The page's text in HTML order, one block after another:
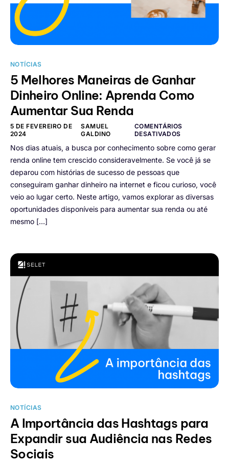
NOTÍCIAS
5 Melhores Maneiras de Ganhar
Dinheiro Online: Aprenda Como
Aumentar Sua Renda
5 DE FEVEREIRO DE
2024
SAMUEL
GALDINO
COMENTÁRIOS
DESATIVADOS
Nos dias atuais, a busca por conhecimento sobre como gerar
renda online tem crescido consideravelmente. Se você já se
deparou com histórias de sucesso de pessoas que
conseguiram ganhar dinheiro na internet e ficou curioso, você
veio ao lugar certo. Neste artigo, vamos explorar as diversas
oportunidades disponíveis para aumentar sua renda ou até
mesmo […]
NOTÍCIAS
A Importância das Hashtags para
Expandir sua Audiência nas Redes
Sociais